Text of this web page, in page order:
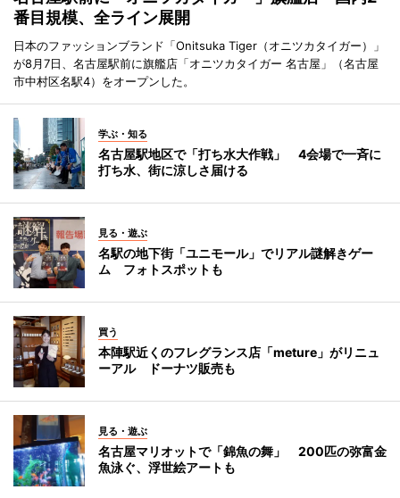
番目規模、全ライン展開
日本のファッションブランド「Onitsuka Tiger（オニツカタイガー）」
が8月7日、名古屋駅前に旗艦店「オニツカタイガー 名古屋」（名古屋
市中村区名駅4）をオープンした。
学ぶ・知る
名古屋駅地区で「打ち水大作戦」 4会場で一斉に
打ち水、街に涼しさ届ける
見る・遊ぶ
名駅の地下街「ユニモール」でリアル謎解きゲー
ム フォトスポットも
買う
本陣駅近くのフレグランス店「meture」がリニュ
ーアル ドーナツ販売も
見る・遊ぶ
名古屋マリオットで「錦魚の舞」 200匹の弥富金
魚泳ぐ、浮世絵アートも